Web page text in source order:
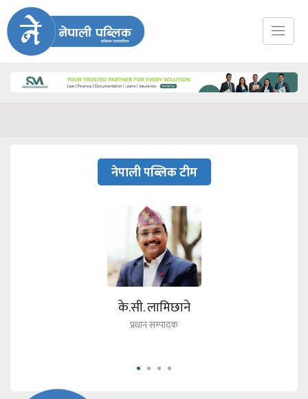
नेपाली पब्लिक टीम
के.सी. लामिछाने
प्रधान सम्पादक